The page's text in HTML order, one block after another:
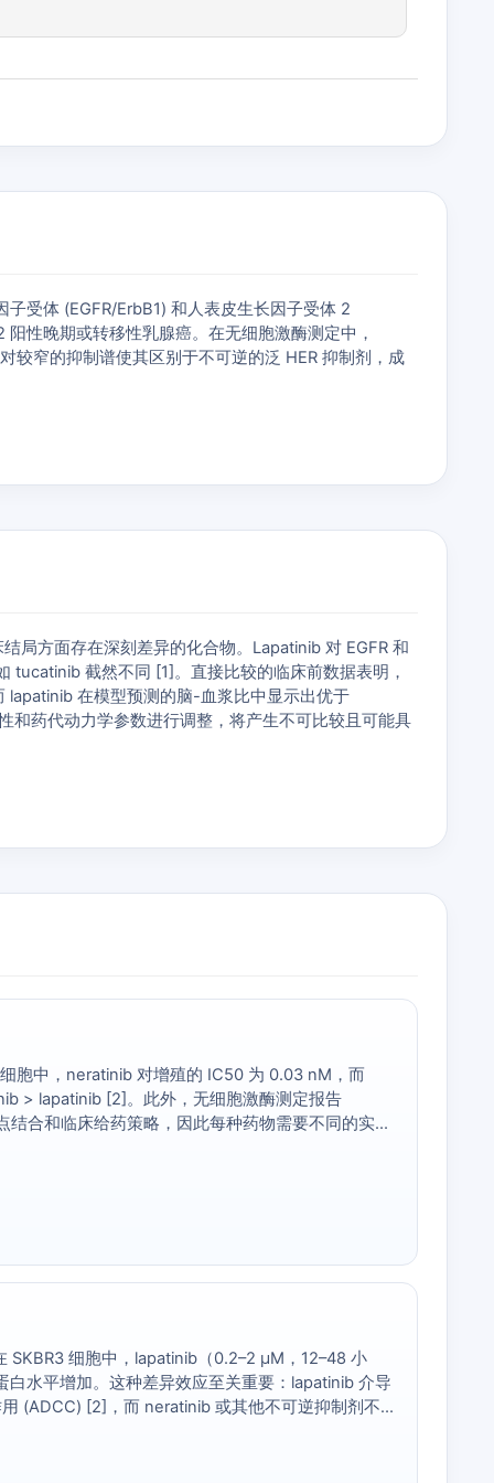
受体 (EGFR/ErbB1) 和人表皮生长因子受体 2
性晚期或转移性乳腺癌。在无细胞激酶测定中，
较窄的抑制谱使其区别于不可逆的泛 HER 抑制剂，成
局方面存在深刻差异的化合物。Lapatinib 对 EGFR 和
tucatinib 截然不同 [1]。直接比较的临床前数据表明，
在模型预测的脑-血浆比中显示出优于
和药代动力学参数进行调整，将产生不可比较且可能具
胞中，neratinib 对增殖的 IC50 为 0.03 nM，而
> lapatinib [2]。此外，无细胞激酶测定报告
合和临床给药策略，因此每种药物需要不同的实验
SKBR3 细胞中，lapatinib（0.2–2 µM，12–48 小
水平增加。这种差异效应至关重要：lapatinib 介导
(ADCC) [2]，而 neratinib 或其他不可逆抑制剂不